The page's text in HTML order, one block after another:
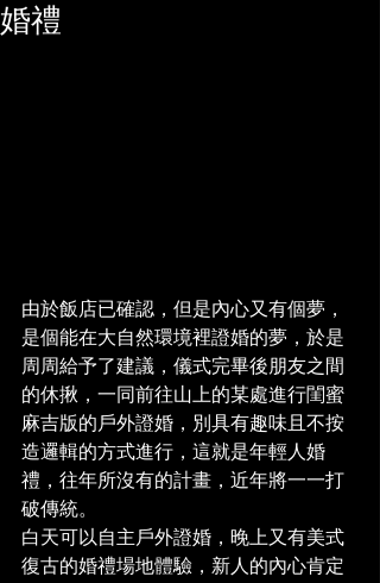
婚禮
由於飯店已確認，但是內心又有個夢，
是個能在大自然環境裡證婚的夢，於是
周周給予了建議，儀式完畢後朋友之間
的休揪，一同前往山上的某處進行閨蜜
麻吉版的戶外證婚，別具有趣味且不按
造邏輯的方式進行，這就是年輕人婚
禮，往年所沒有的計畫，近年將一一打
破傳統。
白天可以自主戶外證婚，晚上又有美式
復古的婚禮場地體驗，新人的內心肯定